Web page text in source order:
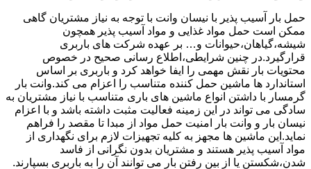
حمل بار آسیب پذیر با نیسان وانت با توجه به نیاز مشتریان گاهی
ممکن است حمل مواد غذایی و مواد آسیب پذیر همچون
شیشه،گیاهان،حیوانات و… بر عهده شرکت های باربری
قرارگیرد.در چنین شرایطی،اطلاع رسانی صحیح در خصوص
محتویات بار نقش مهمی را ایفا خواهد کرد و باربری بر اساس
استاندارد ها ماشین حمل کننده متناسب را اعزام می کند.وانت بار
گرمسار با داشتن انواع ماشین های باری متناسب با نیاز مشتریان به
سادگی می تواند در این زمینه فعالیت مثبت داشته باشد و با اعزام
نیسان بار و وانت بار امنیت حمل مواد از مبدا تا مقصد را فراهم
نماید.این ماشین ها مجهز به کلیه تجهیزات لازم برای نگهداری از
مواد آسیب پذیر هستند و مشتریان بدون نگرانی از فاسد
شدن،شکستن یا از بین رفتن بار می توانند آن را به باربری بسپارند.